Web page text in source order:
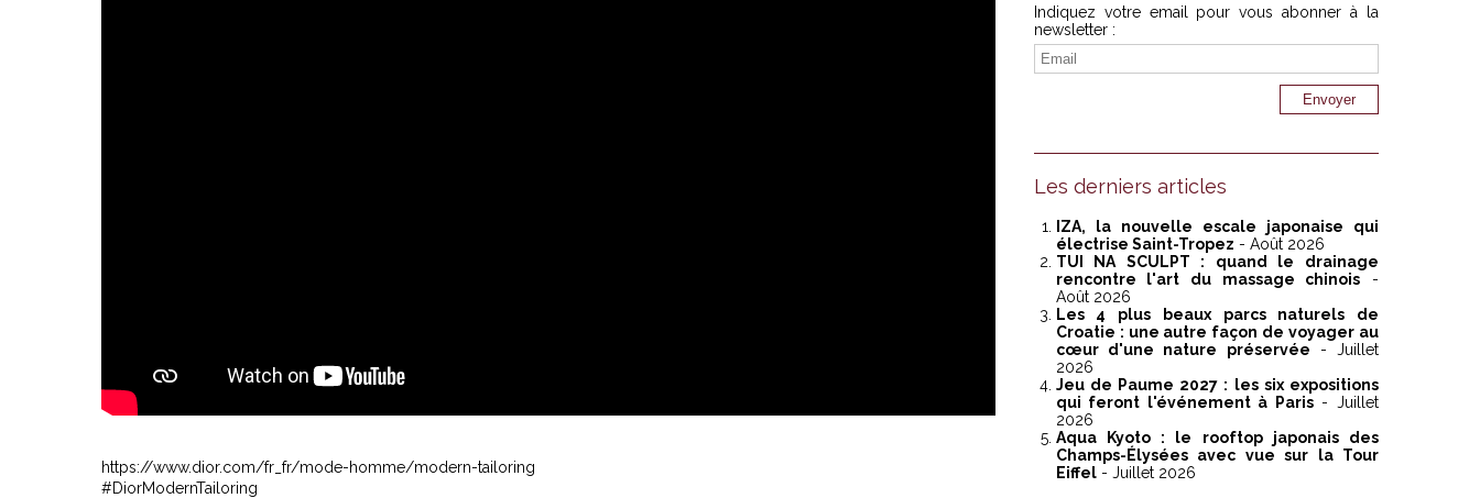
https://www.dior.com/fr_fr/mode-homme/modern-tailoring
#DiorModernTailoring
Indiquez votre email pour vous abonner à la
newsletter :
Les derniers articles
IZA, la nouvelle escale japonaise qui
électrise Saint-Tropez - Août 2026
TUI NA SCULPT : quand le drainage
rencontre l'art du massage chinois -
Août 2026
Les 4 plus beaux parcs naturels de
Croatie : une autre façon de voyager au
cœur d'une nature préservée - Juillet
2026
Jeu de Paume 2027 : les six expositions
qui feront l'événement à Paris- Juillet
2026
Aqua Kyoto : le rooftop japonais des
Champs-Élysées avec vue sur la Tour
Eiffel- Juillet 2026